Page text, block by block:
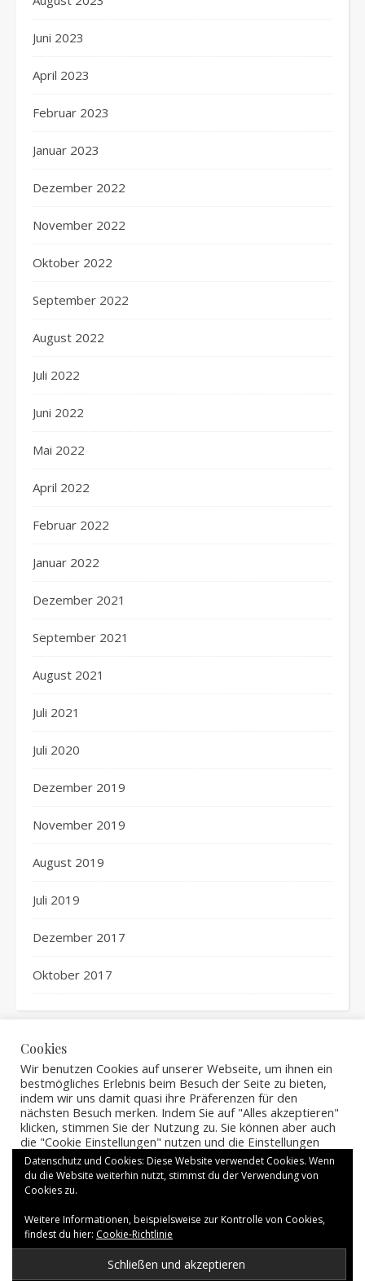
Juni 2023
April 2023
Februar 2023
Januar 2023
Dezember 2022
November 2022
Oktober 2022
September 2022
August 2022
Juli 2022
Juni 2022
Mai 2022
April 2022
Februar 2022
Januar 2022
Dezember 2021
September 2021
August 2021
Juli 2021
Juli 2020
Dezember 2019
November 2019
August 2019
Juli 2019
Dezember 2017
Oktober 2017
TITEL
Keine Produkte gefunden.
Impressum Datenschutzerklärung
Cookies
Wir benutzen Cookies auf unserer Webseite, um ihnen ein
bestmögliches Erlebnis beim Besuch der Seite zu bieten,
indem wir uns damit quasi ihre Präferenzen für den
nächsten Besuch merken. Indem Sie auf "Alles akzeptieren"
klicken, stimmen Sie der Nutzung zu. Sie können aber auch
die "Cookie Einstellungen" nutzen und die Einstellungen
anpassen.
We use cookies on our website to give you the most
relevant experience by remembering your preferences and
the use of ALL the cookies. However, you may visit "Cookie
Einstellungen" to provide a controlled consent.
Cookie Einstellungen Alles akzeptieren
Datenschutz und Cookies: Diese Website verwendet Cookies. Wenn
du die Website weiterhin nutzt, stimmst du der Verwendung von
Cookies zu.
Weitere Informationen, beispielsweise zur Kontrolle von Cookies,
findest du hier: Cookie-Richtlinie